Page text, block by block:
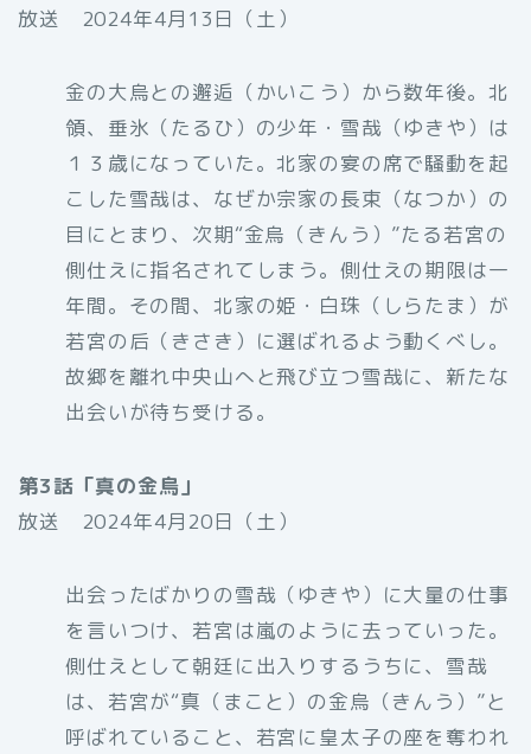
放送 2024年4月13日（土）
金の大烏との邂逅（かいこう）から数年後。北
領、垂氷（たるひ）の少年・雪哉（ゆきや）は
１３歳になっていた。北家の宴の席で騒動を起
こした雪哉は、なぜか宗家の長束（なつか）の
目にとまり、次期“金烏（きんう）”たる若宮の
側仕えに指名されてしまう。側仕えの期限は一
年間。その間、北家の姫・白珠（しらたま）が
若宮の后（きさき）に選ばれるよう動くべし。
故郷を離れ中央山へと飛び立つ雪哉に、新たな
出会いが待ち受ける。
第3話「真の金烏」
放送 2024年4月20日（土）
出会ったばかりの雪哉（ゆきや）に大量の仕事
を言いつけ、若宮は嵐のように去っていった。
側仕えとして朝廷に出入りするうちに、雪哉
は、若宮が“真（まこと）の金烏（きんう）”と
呼ばれていること、若宮に皇太子の座を奪われ